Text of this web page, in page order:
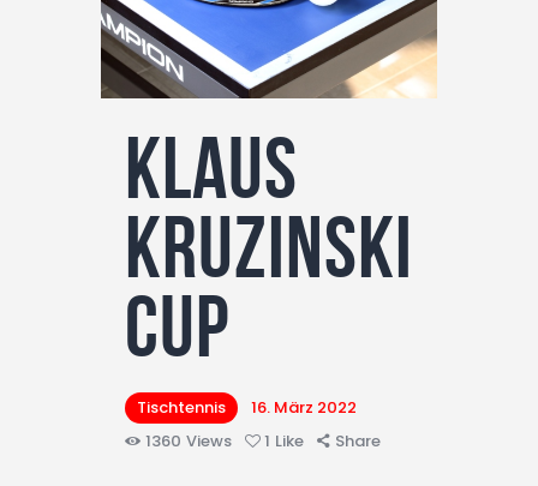
Impressum
Datenschutz
Klaus
Kruzinski
Cup
Tischtennis
16. März 2022
1360 Views 1 Like Share